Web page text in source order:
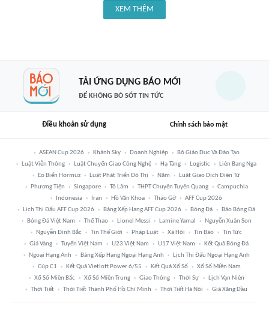
XEM THÊM
TẢI ỨNG DỤNG BÁO MỚI
ĐỂ KHÔNG BỎ SÓT TIN TỨC
Điều khoản sử dụng Chính sách bảo mật
ASEAN Cup 2026 Khánh Sky Doanh Nghiệp
Bộ Giáo Dục Và Đào Tạo
Luật Viễn Thông
Luật Chuyển Giao Công Nghệ Hạ Tầng Logistic
Liên Bang Nga
Eo Biển Hormuz
Luật Phát Triển Đô Thị Năm
Luật Giao Dịch Điện Tử
Phương Tiện
Singapore Tô Lâm THPT Chuyên Tuyên Quang
Campuchia
Indonesia
Iran Hồ Văn Khoa Tháo Gỡ
AFF Cup 2026
Lịch Thi Đấu AFF Cup 2026
Bảng Xếp Hạng AFF Cup 2026 Bóng Đá
Báo Bóng Đá
Bóng Đá Việt Nam
Thể Thao Lionel Messi Lamine Yamal
Nguyễn Xuân Son
Nguyễn Đình Bắc
Tin Thế Giới Pháp Luật Xã Hội Tin Bão
Tin Tức
Giá Vàng
Tuyển Việt Nam U23 Việt Nam U17 Việt Nam
Kết Quả Bóng Đá
Ngoại Hạng Anh
Bảng Xếp Hạng Ngoại Hạng Anh
Lịch Thi Đấu Ngoại Hạng Anh
Cúp C1
Kết Quả Vietlott Power 6/55 Kết Quả Xổ Số
Xổ Số Miền Nam
Xổ Số Miền Bắc
Xổ Số Miền Trung Giao Thông Thời Sự
Lịch Vạn Niên
Thời Tiết
Thời Tiết Thành Phố Hồ Chí Minh Thời Tiết Hà Nội Giá Xăng Dầu